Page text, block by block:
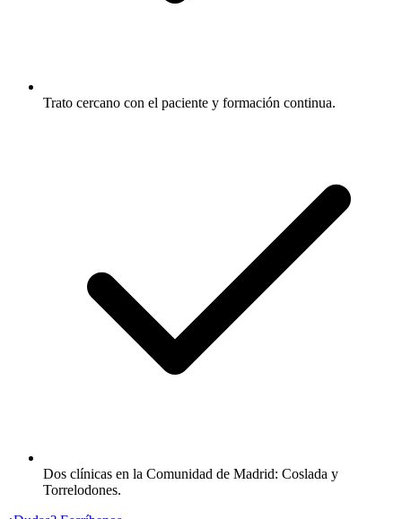
Trato cercano con el paciente y formación continua.
Dos clínicas en la Comunidad de Madrid: Coslada y
Torrelodones.